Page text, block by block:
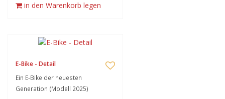
in den Warenkorb legen
E-Bike - Detail
Ein E-Bike der neuesten
Generation (Modell 2025)